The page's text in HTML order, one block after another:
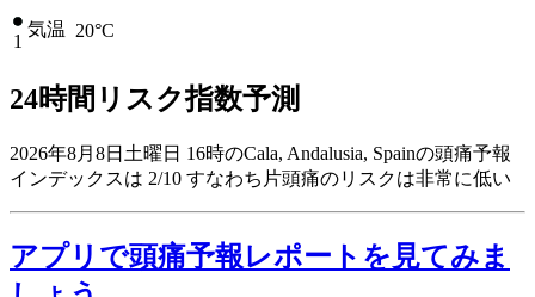
1
気温 20°C
24時間リスク指数予測
2026年8月8日土曜日 16時のCala, Andalusia, Spainの頭痛予報
インデックスは 2/10 すなわち片頭痛のリスクは非常に低い
アプリで頭痛予報レポートを見てみま